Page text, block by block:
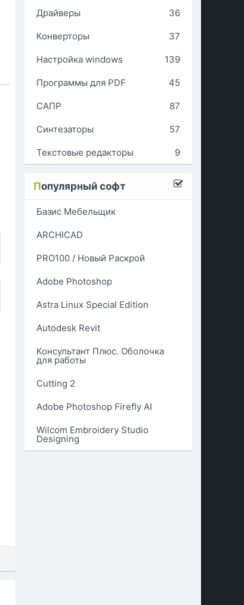
Драйверы 36
Конверторы 37
Настройка windows 139
Программы для PDF 45
САПР 87
Синтезаторы 57
Текстовые редакторы 9
Популярный софт
Базис Мебельщик
ARCHICAD
PRO100 / Новый Раскрой
Adobe Photoshop
Astra Linux Special Edition
Autodesk Revit
Консультант Плюс. Оболочка
для работы
Cutting 2
Adobe Photoshop Firefly AI
Wilcom Embroidery Studio
Designing